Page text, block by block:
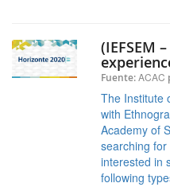
(IEFSEM
Fuente:ACAC
The Institute
with
Academy of
searching
interested in
following